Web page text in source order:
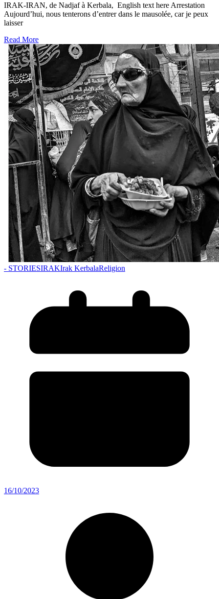
IRAK-IRAN, de Nadjaf à Kerbala, English text here Arrestation
Aujourd’hui, nous tenterons d’entrer dans le mausolée, car je peux
laisser
Read More
- STORIESIRAKIrak KerbalaReligion
16/10/2023